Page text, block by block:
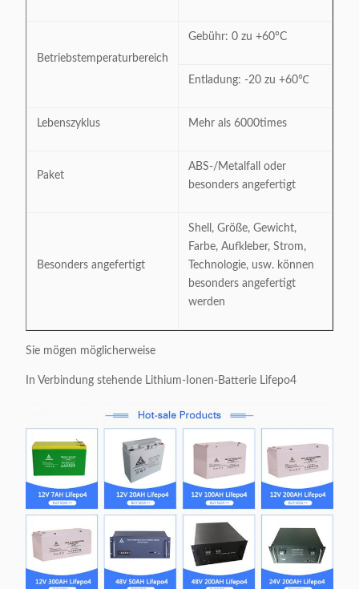
Betriebstemperaturbereich
Gebühr: 0 zu +60°C
Entladung: -20 zu +60℃
Lebenszyklus Mehr als 6000times
Paket
ABS-/Metalfall oder
besonders angefertigt
Besonders angefertigt
Shell, Größe, Gewicht,
Farbe, Aufkleber, Strom,
Technologie, usw. können
besonders angefertigt
werden
Sie mögen möglicherweise
In Verbindung stehende Lithium-Ionen-Batterie Lifepo4